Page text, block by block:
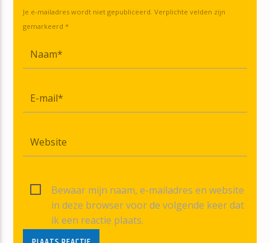
Je e-mailadres wordt niet gepubliceerd. Verplichte velden zijn
gemarkeerd *
Bewaar mijn naam, e-mailadres en website
in deze browser voor de volgende keer dat
ik een reactie plaats.